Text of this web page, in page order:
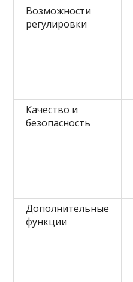
Возможности
регулировки
Качество и
безопасность
Дополнительные
функции